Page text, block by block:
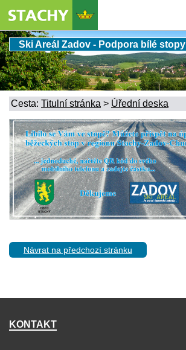
Ski Areál Zadov - Podpora bílé stopy
Cesta: Titulní stránka > Úřední deska
Návrat na předchozí stránku
KONTAKT